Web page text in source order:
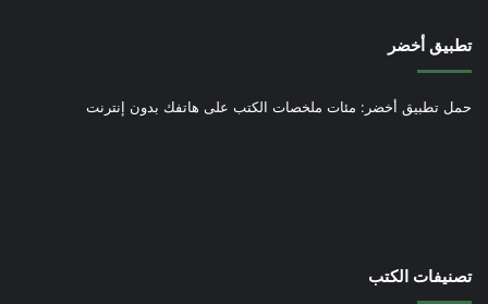
تطبيق أخضر
حمل تطبيق أخضر: مئات ملخصات الكتب على هاتفك بدون إنترنت
تصنيفات الكتب